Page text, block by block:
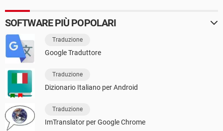
SOFTWARE PIÙ POPOLARI
Traduzione
Google Traduttore
Traduzione
Dizionario Italiano per Android
Traduzione
ImTranslator per Google Chrome